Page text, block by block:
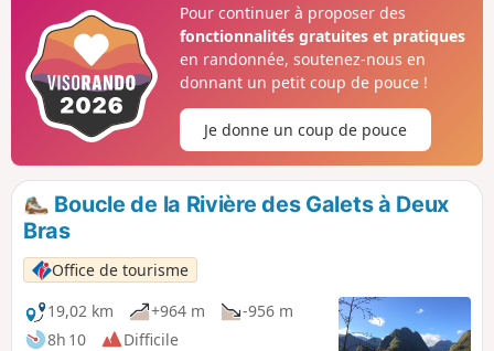
propriétaire de terrain non loin, puis Ravine d'Yvon et enfin
Ravine Divon. L'approche du bassin est familiale et jamais
difficile avec quelques zones qui se prêtent bien au pique-
nique.
Pour continuer à proposer des
fonctionnalités gratuites et pratiques
en randonnée, soutenez-nous en
donnant un petit coup de pouce !
Je donne un coup de pouce
Boucle de la Rivière des Galets à Deux
Bras
Office de tourisme
19,02 km
+964 m
-956 m
8h 10
Difficile